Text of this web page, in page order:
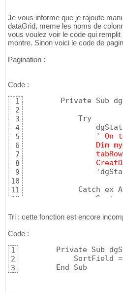
Je vous informe que je rajoute
dataGrid, meme les noms de
vous voulez voir le code qui remplit
montre. Sinon voici le code de
Pagination :
Code :
1
2
3
4
5
6
7
8
9
10
11
12
14
Private Sub
            Try
' On
Dim
                '
Catch ex
Tri : cette fonction est encore
Code :
1
2
3
Private Sub
SortField
        End Sub